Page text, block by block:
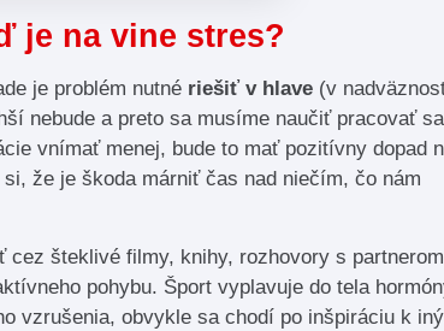
je na vine stres?
je problém nutné riešiť v hlave (v
nebude a preto sa musíme naučiť pracovať
vnímať menej, bude to mať pozitívny dopad
že je škoda márniť čas nad niečím, čo nám
cez šteklivé filmy, knihy, rozhovory s
pohybu. Šport vyplavuje do tela
vzrušenia, obvykle sa chodí po inšpiráciu k